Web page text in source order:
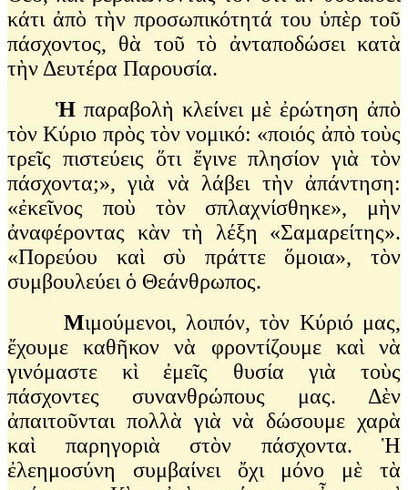
κάτι ἀπὸ τὴν προσωπικότητά του ὑπὲρ τοῦ
πάσχοντος, θὰ τοῦ τὸ ἀνταποδώσει κατὰ
τὴν Δευτέρα Παρουσία.
Ἡπαραβολὴ κλείνει μὲ ἐρώτηση ἀπὸ
τὸν Κύριο πρὸς τὸν νομικό: «ποιός ἀπὸ τοὺς
τρεῖς πιστεύεις ὅτι ἔγινε πλησίον γιὰ τὸν
πάσχοντα;», γιὰ νὰ λάβει τὴν ἀπάντηση:
«ἐκεῖνος ποὺ τὸν σπλαχνίσθηκε», μὴν
ἀναφέροντας κὰν τὴ λέξη «Σαμαρείτης».
«Πορεύου καὶ σὺ πράττε ὅμοια», τὸν
συμβουλεύει ὁ Θεάνθρωπος.
Μιμούμενοι, λοιπόν, τὸν Κύριό μας,
ἔχουμε καθῆκον νὰ φροντίζουμε καὶ νὰ
γινόμαστε κὶ ἐμεῖς θυσία γιὰ τοὺς
πάσχοντες συνανθρώπους μας. Δὲν
ἀπαιτοῦνται πολλὰ γιὰ νὰ δώσουμε χαρὰ
καὶ παρηγοριὰ στὸν πάσχοντα. Ἡ
ἐλεημοσύνη συμβαίνει ὄχι μόνο μὲ τὰ